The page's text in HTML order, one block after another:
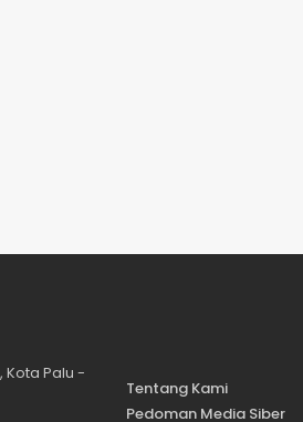
Kota Palu -
Tentang Kami
Pedoman Media Siber